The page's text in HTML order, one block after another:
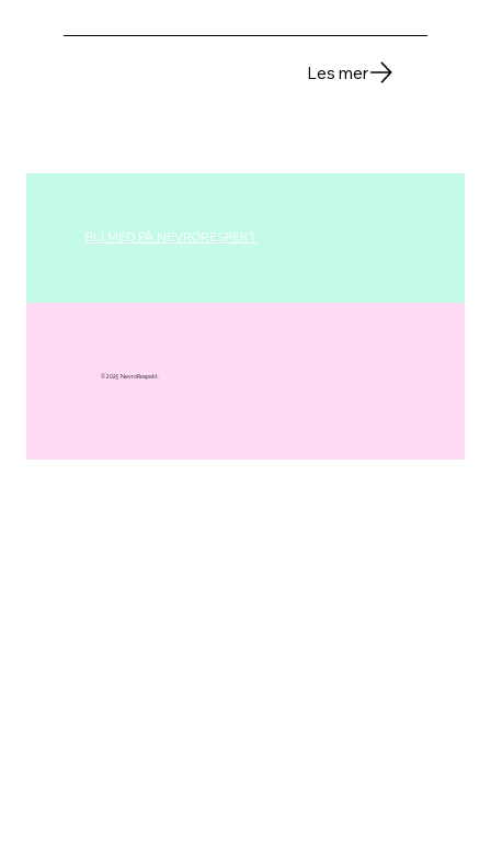
Les mer
BLI MED PÅ NEVRORESPEKT
© 2025 NevroRespekt.